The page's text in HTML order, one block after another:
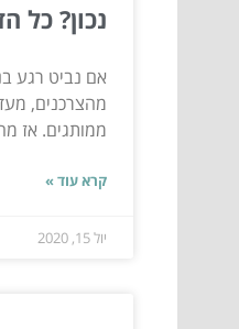
נכון? כל
מהצרכנים,
ממותגים. אז
קרא עוד »
יול 15, 2020